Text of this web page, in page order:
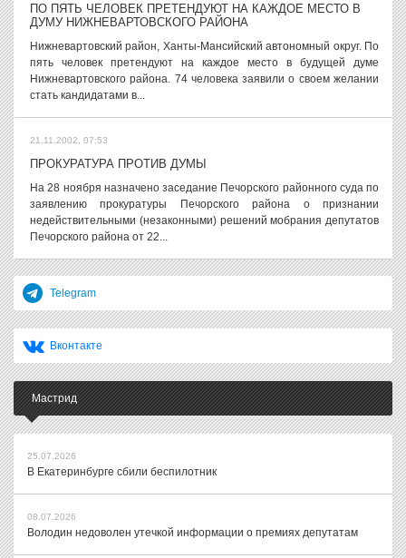
ПО ПЯТЬ ЧЕЛОВЕК ПРЕТЕНДУЮТ НА КАЖДОЕ МЕСТО В
ДУМУ НИЖНЕВАРТОВСКОГО РАЙОНА
Нижневартовский район, Ханты-Мансийский автономный округ. По
пять человек претендуют на каждое место в будущей думе
Нижневартовского района. 74 человека заявили о своем желании
стать кандидатами в...
21.11.2002, 07:53
ПРОКУРАТУРА ПРОТИВ ДУМЫ
На 28 ноября назначено заседание Печорского районного суда по
заявлению прокуратуры Печорского района о признании
недействительными (незаконными) решений мобрания депутатов
Печорского района от 22...
Telegram
Вконтакте
Мастрид
25.07.2026
В Екатеринбурге сбили беспилотник
08.07.2026
Володин недоволен утечкой информации о премиях депутатам